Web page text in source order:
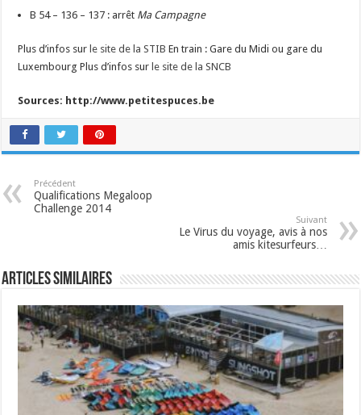
B 54 – 136 – 137 : arrêt Ma Campagne
Plus d’infos sur le site de la STIB En train : Gare du Midi ou gare du
Luxembourg Plus d’infos sur le site de la SNCB
Sources: http://www.petitespuces.be
Précédent
Qualifications Megaloop
Challenge 2014
Suivant
Le Virus du voyage, avis à nos
amis kitesurfeurs…
Articles similaires